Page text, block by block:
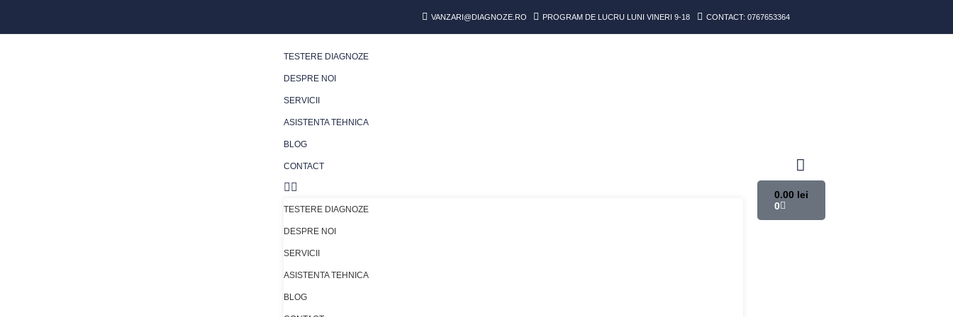
VANZARI@DIAGNOZE.RO PROGRAM DE LUCRU LUNI VINERI 9-18 CONTACT: 0767653364
TESTERE DIAGNOZE
DESPRE NOI
SERVICII
ASISTENTA TEHNICA
BLOG
CONTACT
TESTERE DIAGNOZE
DESPRE NOI
SERVICII
ASISTENTA TEHNICA
BLOG
0.00 lei
0